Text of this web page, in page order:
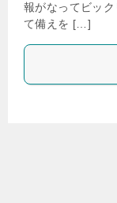
報がなってビッ
て備えを […]